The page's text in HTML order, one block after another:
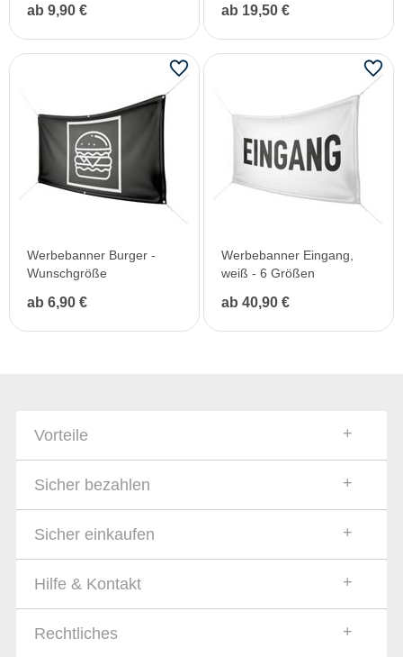
ab 9,90 € ab 19,50 €
Werbebanner Burger -
Wunschgröße
ab 6,90 €
Werbebanner Eingang,
weiß - 6 Größen
ab 40,90 €
Vorteile
Sicher bezahlen
Sicher einkaufen
Hilfe & Kontakt
Rechtliches